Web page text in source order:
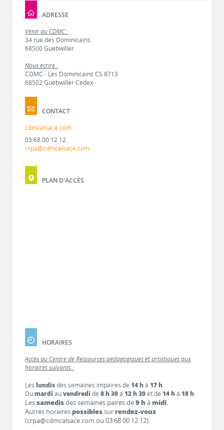
ADRESSE
Venir au CDMC :
34 rue des Dominicains
68500 Guebwiller
Nous écrire :
CDMC - Les Dominicains CS 8713
68502 Guebwiller Cedex
CONTACT
cdmcalsace.com
03 68 00 12 12
crpa@cdmcalsace.com
PLAN D'ACCÈS
HORAIRES
Accès au Centre de Ressources pédagogiques et artistiques aux
horaires suivants :
Les lundisdes semaines impaires de 14 hà 17 h.
Dumardi auvendredi de 8 h 30à 12 h 30et de 14 hà 18 h.
Lessamedisdes semaines paires de9 h à midi.
Autres horaires possiblessur rendez-vous
(crpa@cdmcalsace.com ou 03 68 00 12 12).